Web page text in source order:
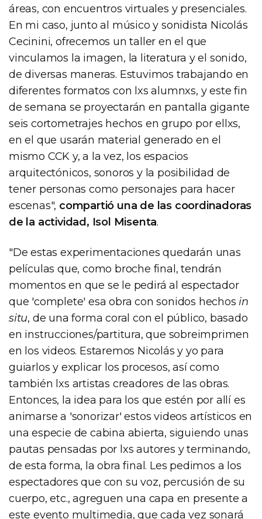
áreas, con encuentros virtuales y presenciales.
En mi caso, junto al músico y sonidista Nicolás
Cecinini, ofrecemos un taller en el que
vinculamos la imagen, la literatura y el sonido,
de diversas maneras. Estuvimos trabajando en
diferentes formatos con lxs alumnxs, y este fin
de semana se proyectarán en pantalla gigante
seis cortometrajes hechos en grupo por ellxs,
en el que usarán material generado en el
mismo CCK y, a la vez, los espacios
arquitectónicos, sonoros y la posibilidad de
tener personas como personajes para hacer
escenas", compartió una de las coordinadoras
de la actividad, Isol Misenta.
"De estas experimentaciones quedarán unas
películas que, como broche final, tendrán
momentos en que se le pedirá al espectador
que 'complete' esa obra con sonidos hechos in
situ, de una forma coral con el público, basado
en instrucciones/partitura, que sobreimprimen
en los videos. Estaremos Nicolás y yo para
guiarlos y explicar los procesos, así como
también lxs artistas creadores de las obras.
Entonces, la idea para los que estén por allí es
animarse a 'sonorizar' estos videos artísticos en
una especie de cabina abierta, siguiendo unas
pautas pensadas por lxs autores y terminando,
de esta forma, la obra final. Les pedimos a los
espectadores que con su voz, percusión de su
cuerpo, etc., agreguen una capa en presente a
este evento multimedia, que cada vez sonará